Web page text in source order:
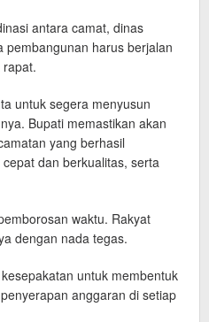
antara camat, dinas
pembangunan harus berjalan
untuk segera menyusun
Bupati memastikan akan
yang berhasil
dan berkualitas, serta
waktu. Rakyat
dengan nada tegas.
untuk membentuk
anggaran di setiap